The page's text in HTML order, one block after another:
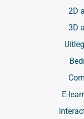
2D
3D
E-